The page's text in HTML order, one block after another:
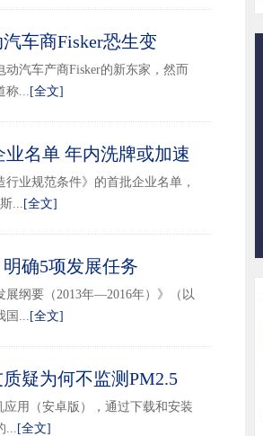
车商Fisker恐生变
汽车产商Fisker的新东家，然而
称...[全文]
业名单 年内洗牌或加速
业规范条件》的首批企业名单，
...[全文]
确5项发展任务
展纲要（2013年—2016年）》（以
国...[全文]
疑为何不监测PM2.5
用（安卓版），通过下载和安装
...[全文]